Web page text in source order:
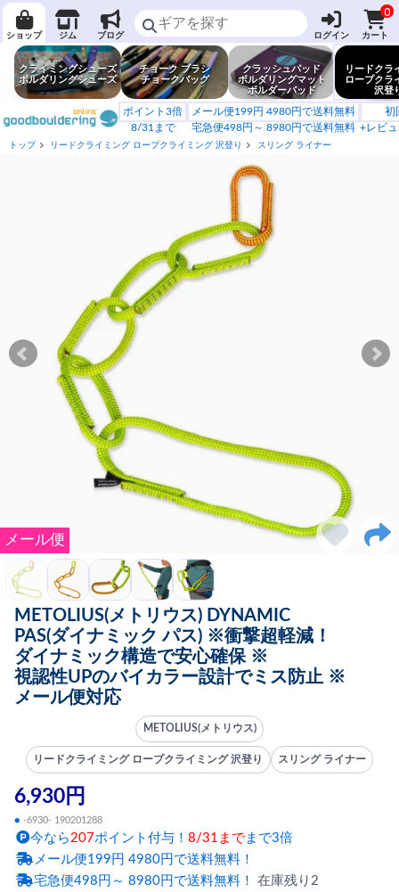
ショップ ジム ブログ ログイン
0
カート
クライミングシューズ
ボルダリングシューズ
チョーク ブラシ
チョークバッグ
クラッシュパッド
ボルダリングマット
ボルダーパッド
リードクラ
ロープクラ
沢登
ポイント3倍
8/31まで
メール便199円 4980円で送料無料
宅急便498円～ 8980円で送料無料
初
+レビ
トップ リードクライミング ロープクライミング 沢登り スリング ライナー
メール便
METOLIUS(メトリウス) DYNAMIC
PAS(ダイナミック パス) ※衝撃超軽減！
ダイナミック構造で安心確保 ※
視認性UPのバイカラー設計でミス防止 ※
メール便対応
METOLIUS(メトリウス)
リードクライミング ロープクライミング 沢登り スリング ライナー
6,930円
● -6930- 190201288
今なら 207ポイント付与！ 8/31まで まで3倍
メール便199円 4980円で送料無料！
宅急便498円～ 8980円で送料無料！ 在庫残り2